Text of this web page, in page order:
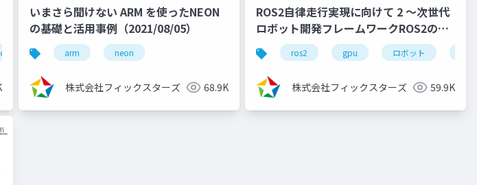
初心者 kaggleスコアアップシリーズ
高速化
いまさら聞けない ARM を使ったNEON
の基礎と活用事例（2021/08/05）
arm neon
株式会社フィックスターズ 68.9K
ROS2自律走行実現に向けて 2 ～次世代
ロボット開発フレームワークROS2のビ
ルドシステム徹底理解～
（2022/11/30）
ros2 gpu ロボット
株式会社フィックスターズ 59.9K